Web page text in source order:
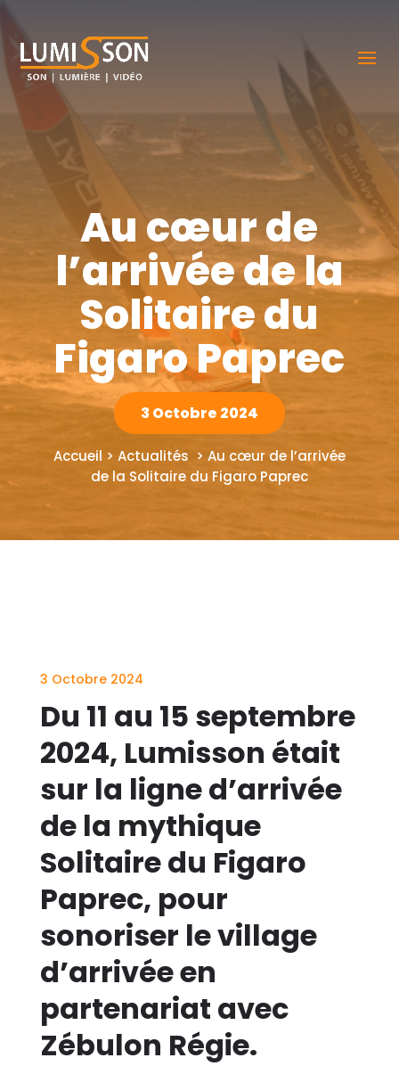
Au cœur de
l’arrivée de la
Solitaire du
Figaro Paprec
3 Octobre 2024
Accueil > Actualités > Au cœur de l’arrivée
de la Solitaire du Figaro Paprec
3 Octobre 2024
Du 11 au 15 septembre
2024, Lumisson était
sur la ligne d’arrivée
de la mythique
Solitaire du Figaro
Paprec, pour
sonoriser le village
d’arrivée en
partenariat avec
Zébulon Régie.